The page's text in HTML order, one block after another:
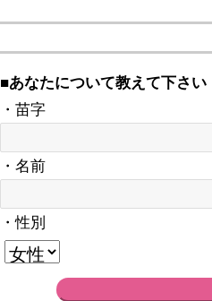
■あなたについて教えて下さい
・苗字
・名前
・性別